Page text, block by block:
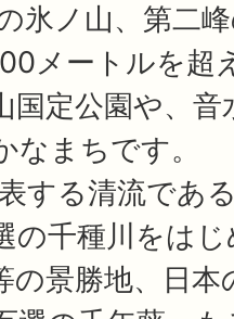
氷ノ山、第二
メートルを超
国定公園や、
なまちです。
する清流であ
の千種川をは
の景勝地、日本